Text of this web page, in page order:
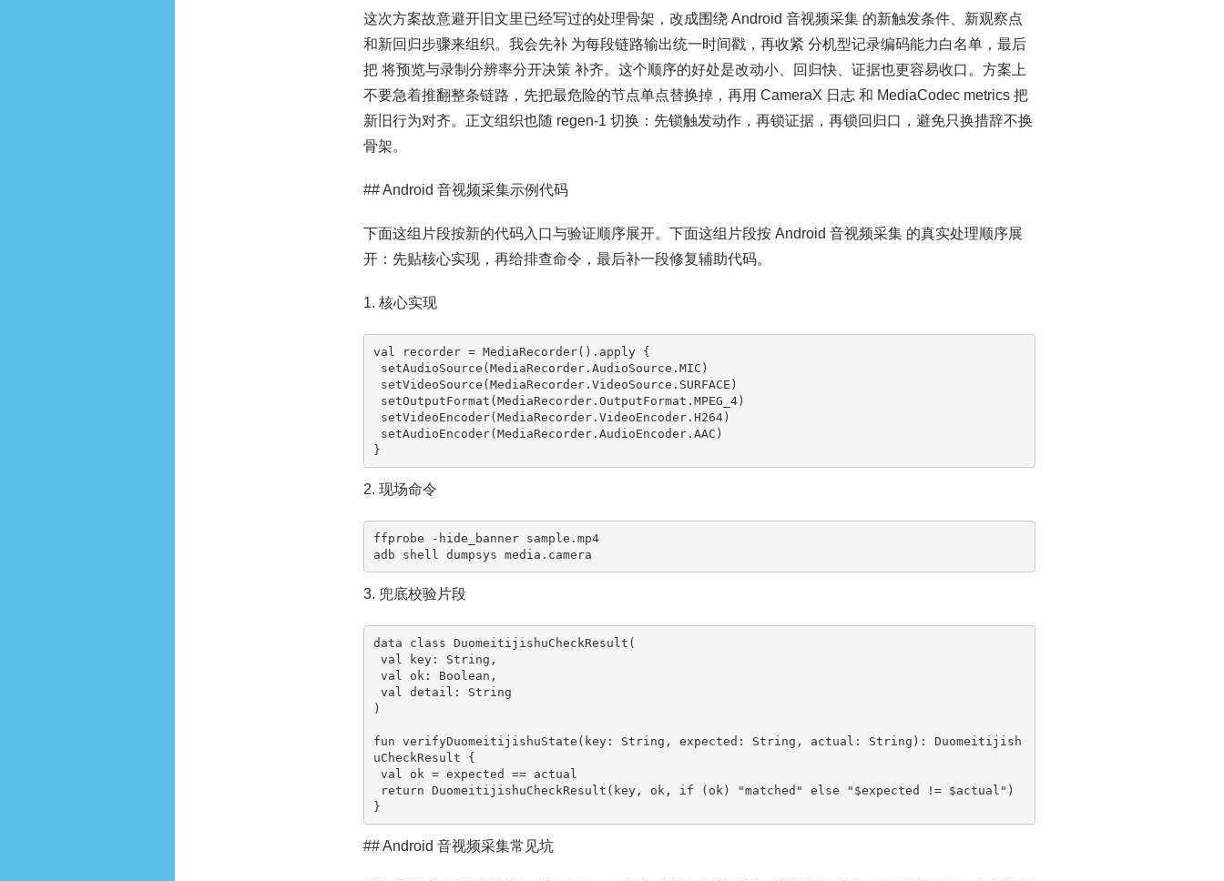
这次方案故意避开旧文里已经写过的处理骨架，改成围绕 Android 音视频采集 的新触发条件、新观察点
和新回归步骤来组织。我会先补 为每段链路输出统一时间戳，再收紧 分机型记录编码能力白名单，最后
把 将预览与录制分辨率分开决策 补齐。这个顺序的好处是改动小、回归快、证据也更容易收口。方案上
不要急着推翻整条链路，先把最危险的节点单点替换掉，再用 CameraX 日志 和 MediaCodec metrics 把
新旧行为对齐。正文组织也随 regen-1 切换：先锁触发动作，再锁证据，再锁回归口，避免只换措辞不换
骨架。
## Android 音视频采集示例代码
下面这组片段按新的代码入口与验证顺序展开。下面这组片段按 Android 音视频采集 的真实处理顺序展
开：先贴核心实现，再给排查命令，最后补一段修复辅助代码。
1. 核心实现
val recorder = MediaRecorder().apply {
}
2. 现场命令
ffprobe -hide_banner sample.mp4
adb shell dumpsys media.camera
3. 兜底校验片段
data class DuomeitijishuCheckResult(
)
fun verifyDuomeitijishuState(key: String, expected: String, actual: String): Duomeitijish
uCheckResult {
}
## Android 音视频采集常见坑